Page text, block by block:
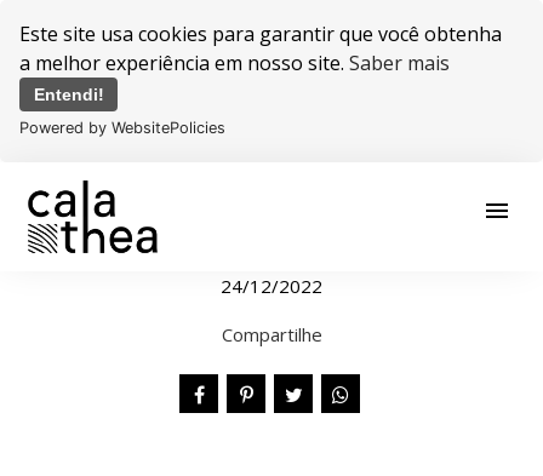
Este site usa cookies para garantir que você obtenha
a melhor experiência em nosso site. Saber mais
Entendi!
Powered by WebsitePolicies
menu
24/12/2022
Compartilhe